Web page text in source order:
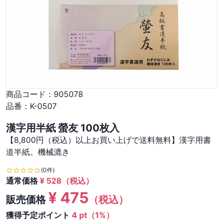
商品コード： 905078
品番： K-0507
漢字用半紙 螢友 100枚入
【8,800円（税込）以上お買い上げで送料無料】漢字用書
道半紙。機械漉き
(0件)
通常価格¥ 528 （税込）
販売価格¥ 475 （税込）
獲得予定ポイント 4 pt（1%）